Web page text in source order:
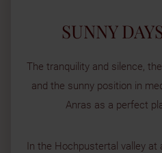
SUNNY
The tranquility and silence,
and the sunny position in
Anras as a perfect
In the Hochpustertal valley at